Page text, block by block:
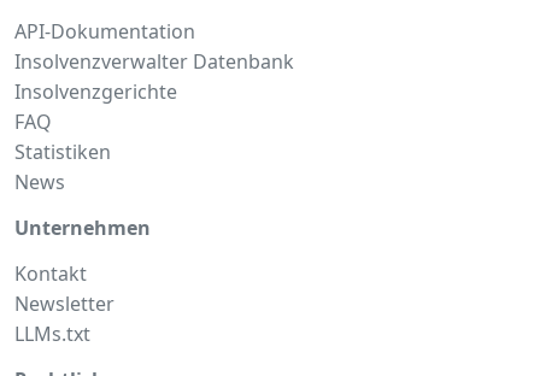
API-Dokumentation
Insolvenzverwalter Datenbank
Insolvenzgerichte
FAQ
Statistiken
News
Unternehmen
Kontakt
Newsletter
LLMs.txt